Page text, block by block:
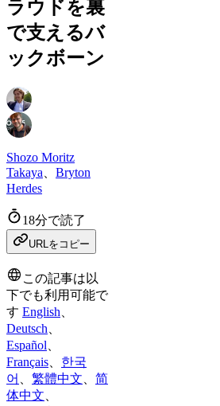
ラウドを裏
で支えるバ
ックボーン
Shozo Moritz
Takaya
Bryton
Herdes
18分で読了
URLをコピー
この記事は以
下でも利用可能で
す English
Deutsch
Español
Français
한국
어
繁體中文
简
体中文